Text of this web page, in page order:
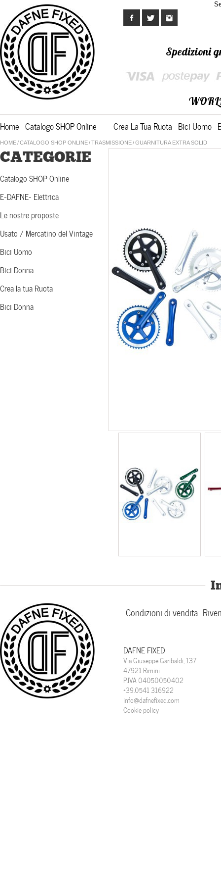
Home Catalogo SHOP Online Crea La Tua Ruota Bici Uomo
Spedizioni
HOME/CATALOGO SHOP ONLINE/TRASMISSIONE/GUARNITURA EXTRA SOLID
CATEGORIE
Catalogo SHOP Online
E-DAFNE- Elettrica
Le nostre proposte
Usato / Mercatino del Vintage
Bici Uomo
Bici Donna
Crea la tua Ruota
Bici Donna
Condizioni di vendita
DAFNE FIXED
Via Giuseppe Garibaldi, 137
47921 Rimini
P.IVA 04050050402
+39.0541 316922
info@dafnefixed.com
Cookie policy